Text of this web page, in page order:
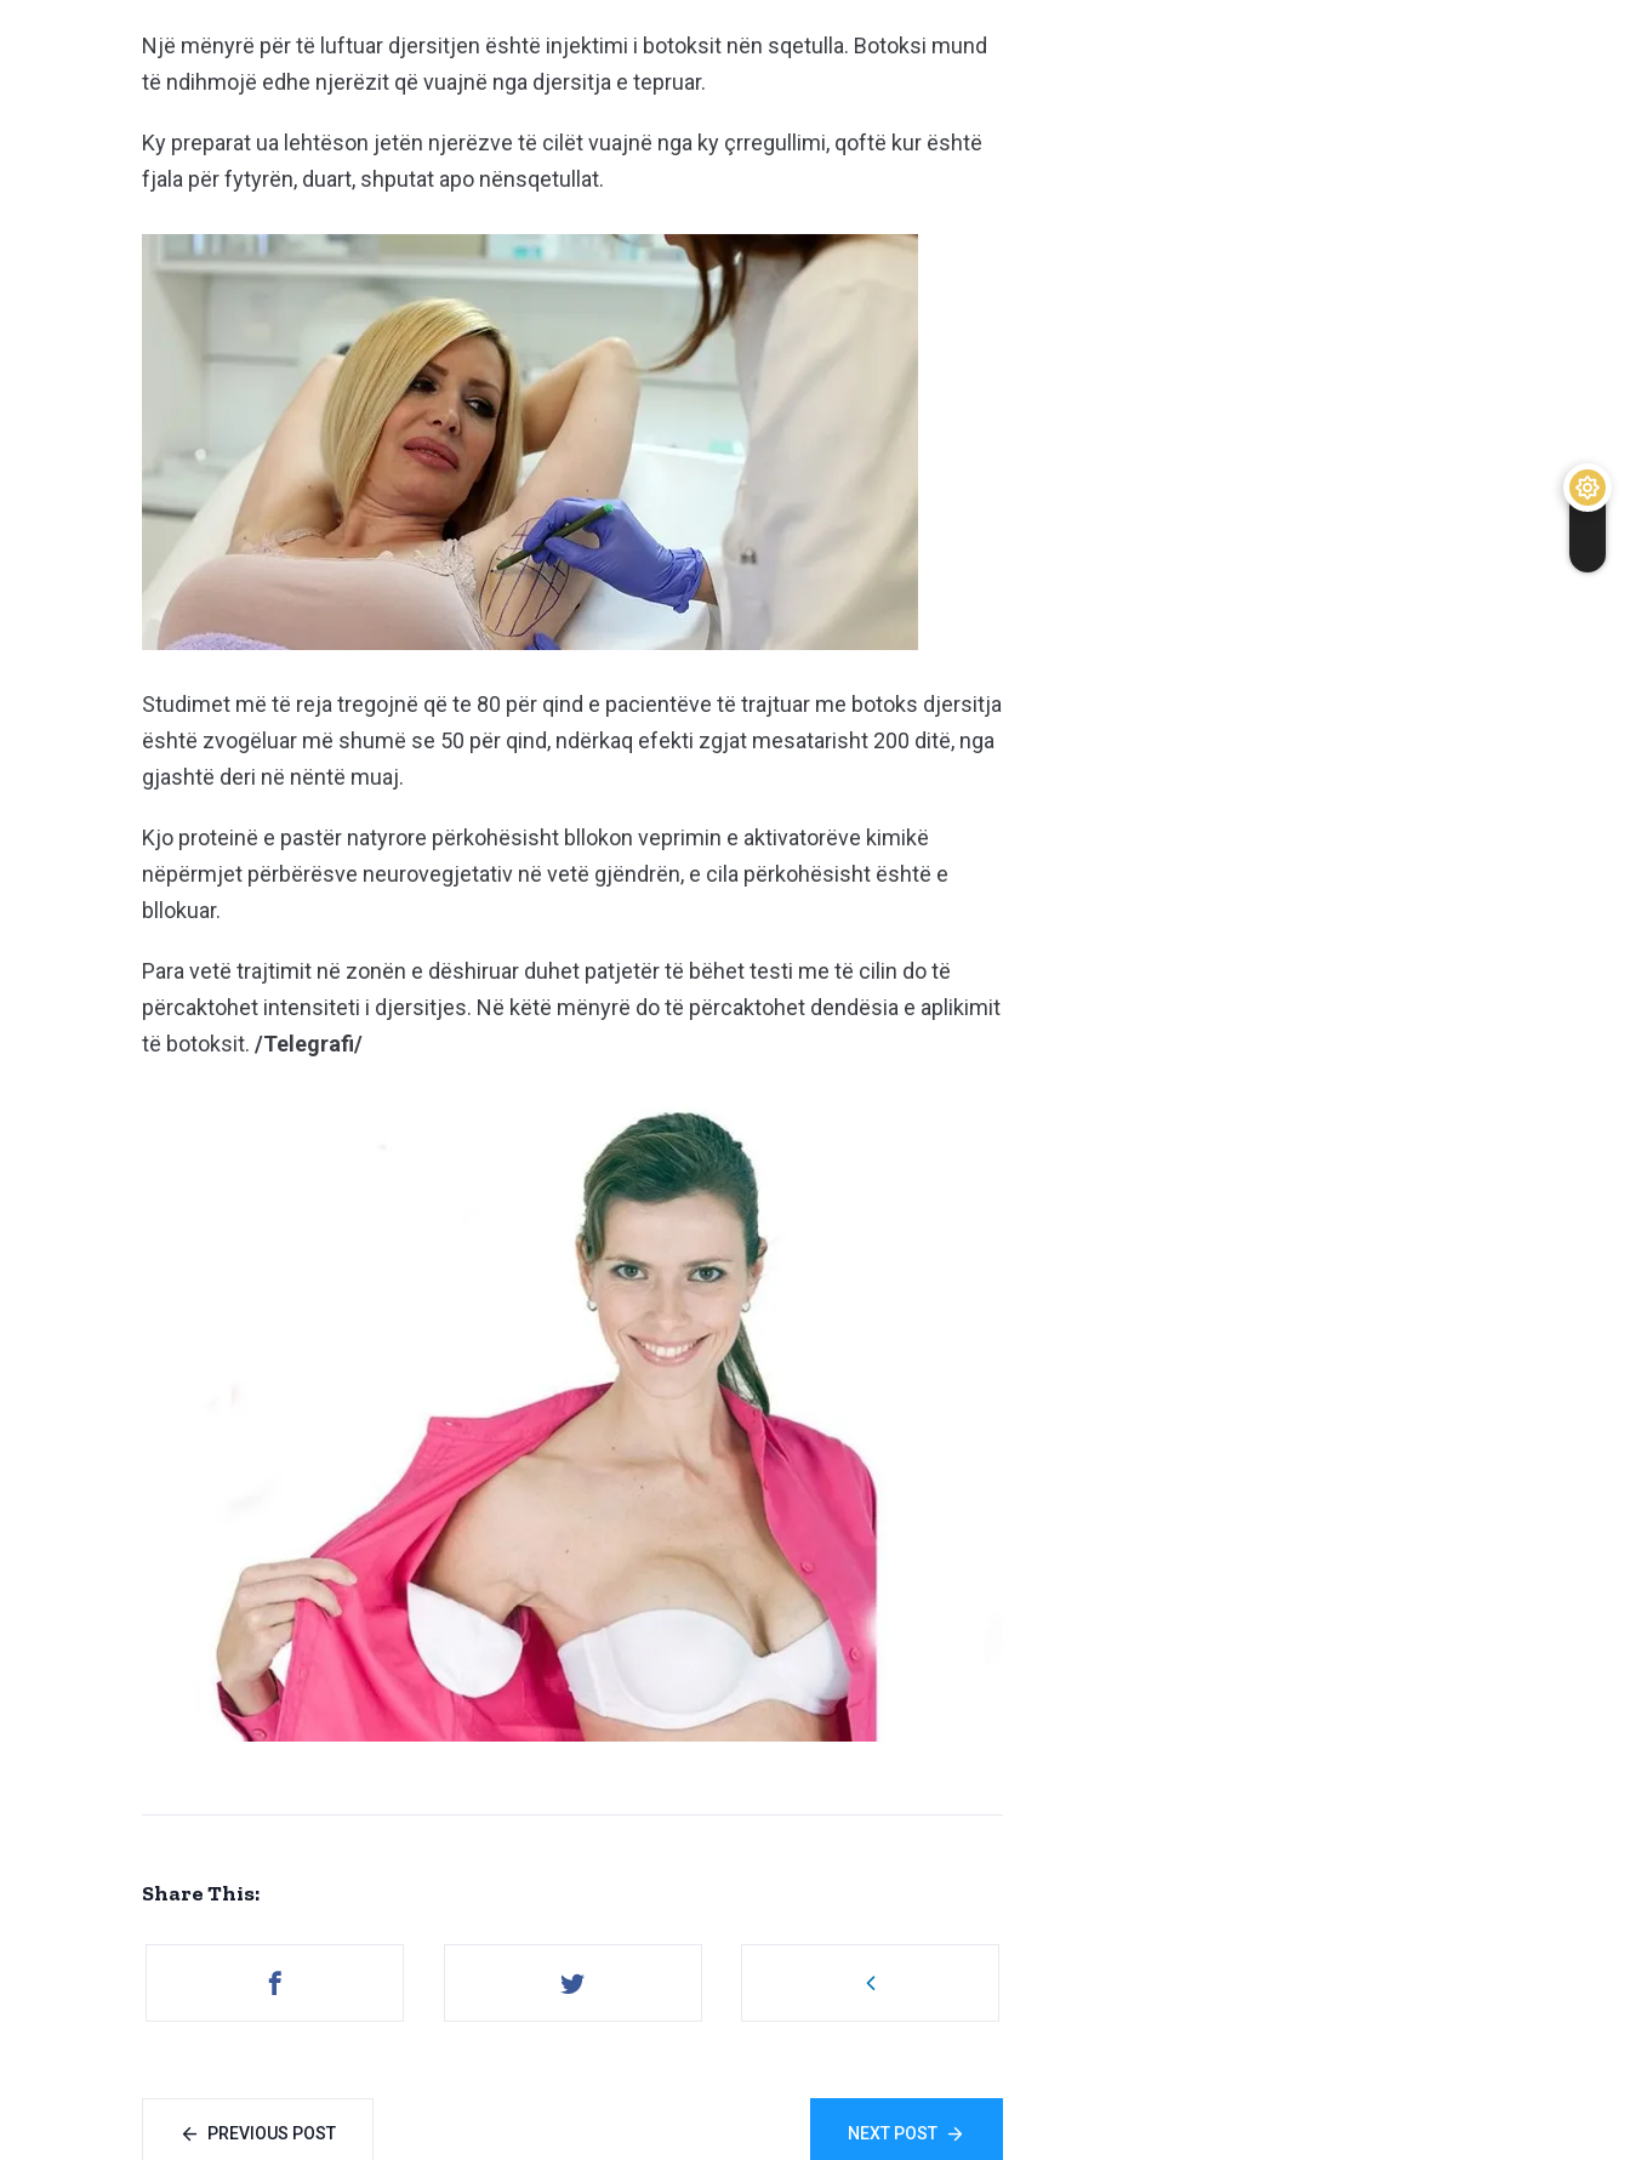
Një mënyrë për të luftuar djersitjen është injektimi i botoksit nën sqetulla. Botoksi mund
të ndihmojë edhe njerëzit që vuajnë nga djersitja e tepruar.
Ky preparat ua lehtëson jetën njerëzve të cilët vuajnë nga ky çrregullimi, qoftë kur është
fjala për fytyrën, duart, shputat apo nënsqetullat.
Studimet më të reja tregojnë që te 80 për qind e pacientëve të trajtuar me botoks djersitja
është zvogëluar më shumë se 50 për qind, ndërkaq efekti zgjat mesatarisht 200 ditë, nga
gjashtë deri në nëntë muaj.
Kjo proteinë e pastër natyrore përkohësisht bllokon veprimin e aktivatorëve kimikë
nëpërmjet përbërësve neurovegjetativ në vetë gjëndrën, e cila përkohësisht është e
bllokuar.
Para vetë trajtimit në zonën e dëshiruar duhet patjetër të bëhet testi me të cilin do të
përcaktohet intensiteti i djersitjes. Në këtë mënyrë do të përcaktohet dendësia e aplikimit
të botoksit. /Telegrafi/
Share This:
PREVIOUS POST NEXT POST